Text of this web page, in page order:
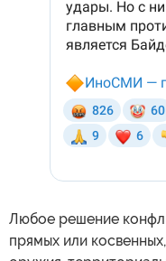
Любое решение
прямых или